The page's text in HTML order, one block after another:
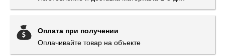
Оплата при получении
Оплачивайте товар на объекте